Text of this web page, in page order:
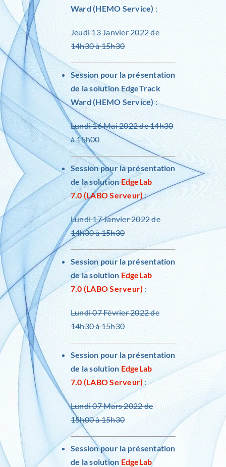
Ward (HEMO Service) :
Jeudi 13 Janvier 2022 de
14h30 à 15h30
Session pour la présentation
de la solutionEdgeTrack
Ward (HEMO Service):
Lundi 16 Mai 2022 de 14h30
à 15h00
Session pour la présentation
de la solutionEdgeLab
7.0 (LABO Serveur):
Lundi 17 Janvier 2022 de
14h30 à 15h30
Session pour la présentation
de la solution EdgeLab
7.0 (LABO Serveur) :
Lundi 07 Février 2022 de
14h30 à 15h30
Session pour la présentation
de la solution EdgeLab
7.0 (LABO Serveur) :
Lundi 07 Mars 2022 de
15h00 à 15h30
Session pour la présentation
de la solution EdgeLab